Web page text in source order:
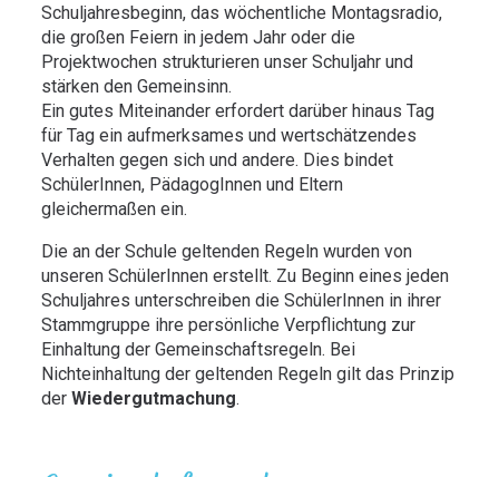
Schuljahresbeginn, das wöchentliche Montagsradio,
die großen Feiern in jedem Jahr oder die
Projektwochen strukturieren unser Schuljahr und
stärken den Gemeinsinn.
Ein gutes Miteinander erfordert darüber hinaus Tag
für Tag ein aufmerksames und wertschätzendes
Verhalten gegen sich und andere. Dies bindet
SchülerInnen, PädagogInnen und Eltern
gleichermaßen ein.
Die an der Schule geltenden Regeln wurden von
unseren SchülerInnen erstellt. Zu Beginn eines jeden
Schuljahres unterschreiben die SchülerInnen in ihrer
Stammgruppe ihre persönliche Verpflichtung zur
Einhaltung der Gemeinschaftsregeln. Bei
Nichteinhaltung der geltenden Regeln gilt das Prinzip
der Wiedergutmachung.